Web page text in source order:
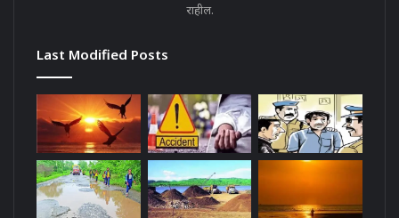
राहील.
Last Modified Posts